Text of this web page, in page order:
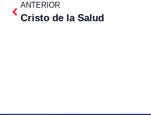
ANTERIOR
Cristo de la Salud